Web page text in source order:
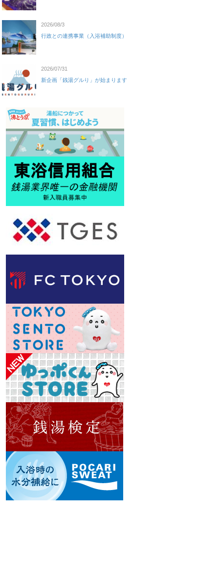
2026/08/3
行政との連携事業（入浴補助制度）
2026/07/31
新企画「銭湯グルり」が始まります